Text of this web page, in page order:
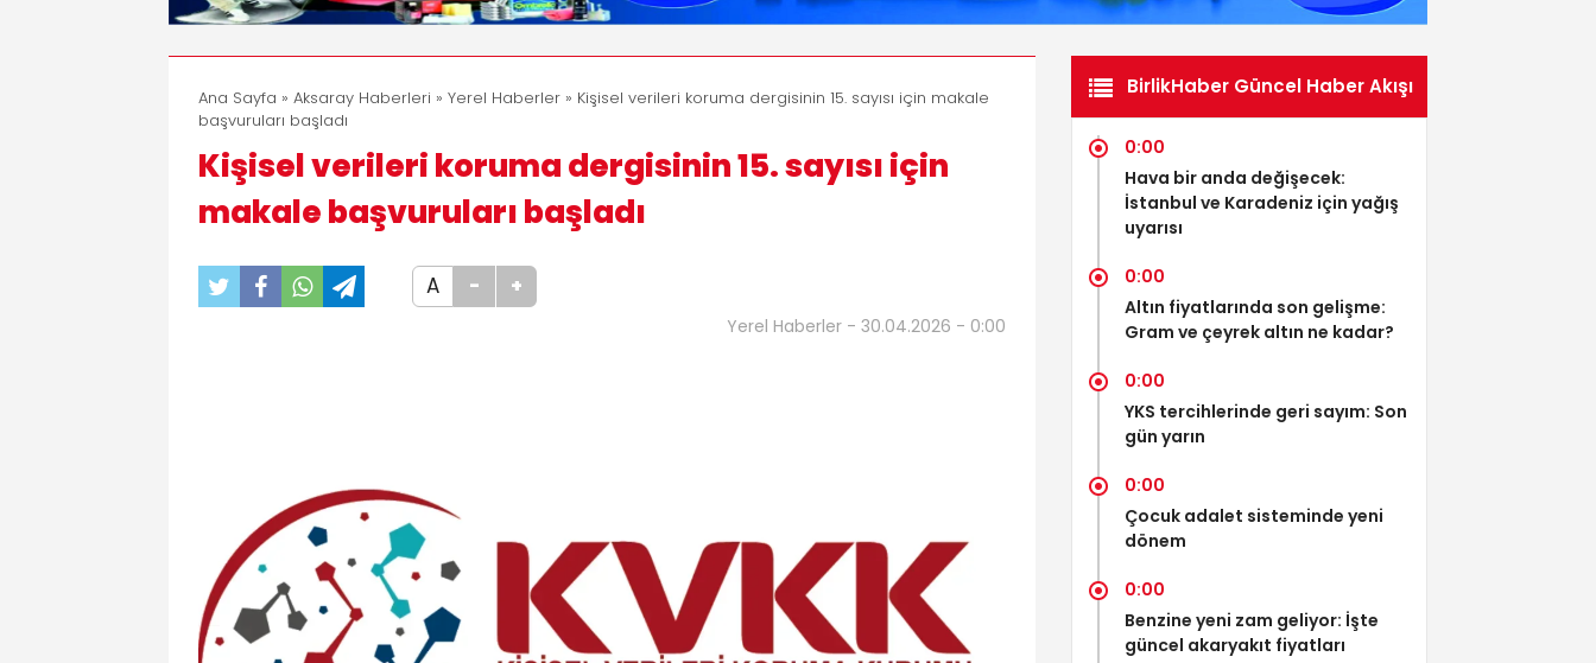
Ana Sayfa » Aksaray Haberleri » Yerel Haberler » Kişisel verileri koruma dergisinin 15. sayısı için makale
başvuruları başladı
Kişisel verileri koruma dergisinin 15. sayısı için
makale başvuruları başladı
A - +
Yerel Haberler - 30.04.2026 - 0:00
BirlikHaber Güncel Haber Akışı
0:00
Hava bir anda değişecek:
İstanbul ve Karadeniz için yağış
uyarısı
0:00
Altın fiyatlarında son gelişme:
Gram ve çeyrek altın ne kadar?
0:00
YKS tercihlerinde geri sayım: Son
gün yarın
0:00
Çocuk adalet sisteminde yeni
dönem
0:00
Benzine yeni zam geliyor: İşte
güncel akaryakıt fiyatları